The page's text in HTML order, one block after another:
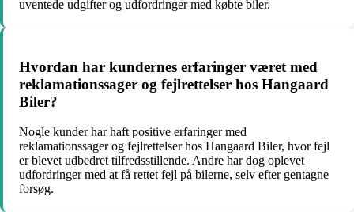
uventede udgifter og udfordringer med købte biler.
Hvordan har kundernes erfaringer været med
reklamationssager og fejlrettelser hos Hangaard
Biler?
Nogle kunder har haft positive erfaringer med
reklamationssager og fejlrettelser hos Hangaard Biler, hvor fejl
er blevet udbedret tilfredsstillende. Andre har dog oplevet
udfordringer med at få rettet fejl på bilerne, selv efter gentagne
forsøg.